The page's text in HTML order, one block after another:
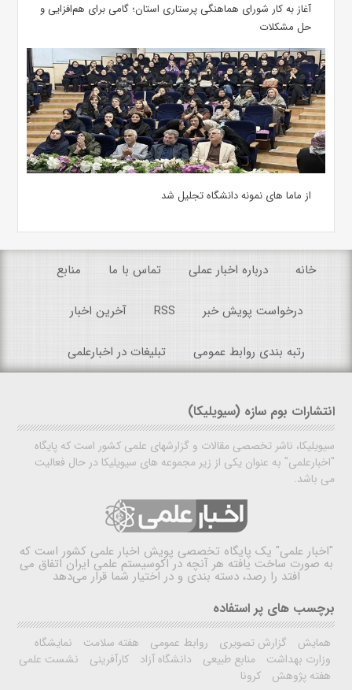
آغاز به کار شورای هماهنگی پرستاری استان؛ گامی برای هم‌افزایی و
حل مشکلات
از ماما های نمونه دانشگاه تجلیل شد
خانه درباره اخبار عملی تماس با ما منابع
درخواست پویش خبر RSS آخرین اخبار
رتبه بندی روابط عمومی تبلیغات در اخبارعلمی
انتشارات بوم سازه (سیویلیکا)
سیویلیکا، ناشر تخصصی مقالات و گزارشهای علمی کشور است که پایگاه
"اخبارعلمی" به عنوان یکی از زیر مجموعه های سیویلیکا در حال فعالیت
می باشد.
"اخبار علمی" یک پایگاه تخصصی پویش اخبار علمی کشور است که
به صورت ساخت یافته هر آنچه در اکوسیستم علمی ایران اتفاق می
افتد را رصد، دسته بندی و در اختیار شما قرار می‌دهد
برچسب های پر استفاده
همایش گزارش تصویری روابط عمومی هفته سلامت
نمایشگاه
وزارت بهداشت
منابع طبیعی دانشگاه آزاد کارآفرینی
نشست علمی
هفته پژوهش
کرونا